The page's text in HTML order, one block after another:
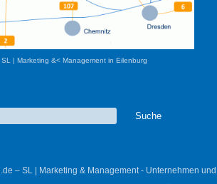
| Marketing &< Management in Eilenburg
– SL | Marketing & Management - Unternehmen und